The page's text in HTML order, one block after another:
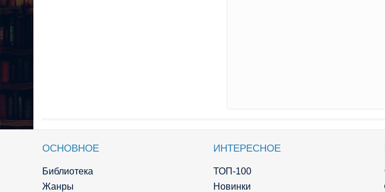
ОСНОВНОЕ
Библиотека
Жанры
ИНТЕРЕСНОЕ
ТОП-100
Новинки